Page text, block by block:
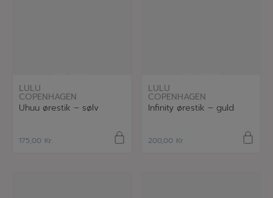
LULU
COPENHAGEN
Uhuu ørestik – sølv
175,00 Kr.
LULU
COPENHAGEN
Infinity ørestik – guld
200,00 Kr.